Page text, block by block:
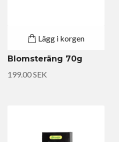
Lägg i korgen
Blomsteräng 70g
199.00 SEK